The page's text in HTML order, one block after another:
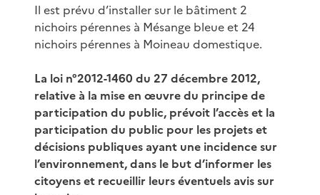
Il est prévu d’installer sur le bâtiment 2
nichoirs pérennes à Mésange bleue et 24
nichoirs pérennes à Moineau domestique.
La loi n°2012-1460 du 27 décembre 2012,
relative à la mise en œuvre du principe de
participation du public, prévoit l’accès et la
participation du public pour les projets et
décisions publiques ayant une incidence sur
l’environnement, dans le but d’informer les
citoyens et recueillir leurs éventuels avis sur